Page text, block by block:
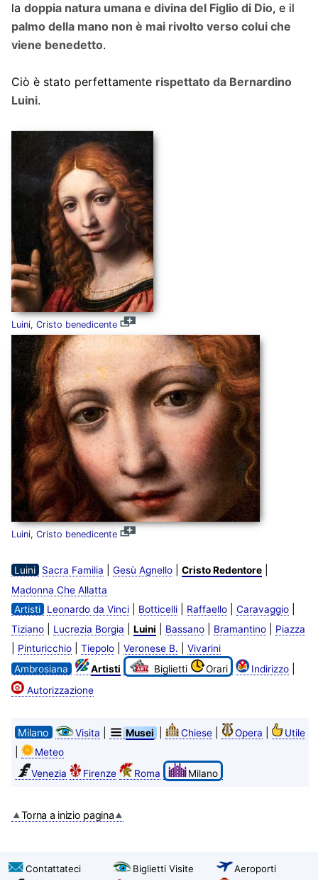
la doppia natura umana e divina del Figlio di Dio, e il
palmo della mano non è mai rivolto verso colui che
viene benedetto.
Ciò è stato perfettamente rispettato da Bernardino
Luini.
Luini, Cristo benedicente
Luini, Cristo benedicente
Luini Sacra Familia Gesù Agnello| Cristo Redentore|
Madonna Che Allatta
Artisti
Leonardo da Vinci| Botticelli| Raffaello| Caravaggio|
Tiziano| Lucrezia Borgia Luini Bassano| Bramantino| Piazza
Pinturicchio| Tiepolo| Veronese B.
Vivarini
Ambrosiana
Artisti Biglietti Orari Indirizzo|
Autorizzazione
Milano Visita Musei Chiese| Opera Utile
Meteo
Venezia
Firenze Roma Milano
Torna a inizio pagina
Contattateci Biglietti Visite
Aeroporti